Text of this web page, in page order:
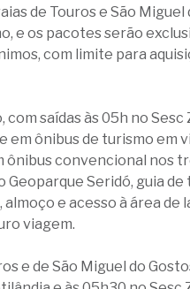
de Touros e São
e os pacotes serão
com limite para
saídas às 05h no
em ônibus de turismo em
convencional nos
Seridó, guia
e acesso à área de
viagem.
e de São Miguel do